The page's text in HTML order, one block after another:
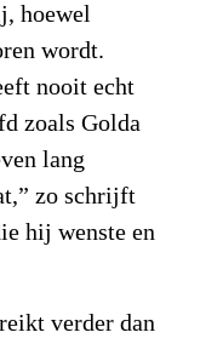
hoewel
wordt.
nooit echt
zoals Golda
lang
zo schrijft
hij wenste en
verder dan